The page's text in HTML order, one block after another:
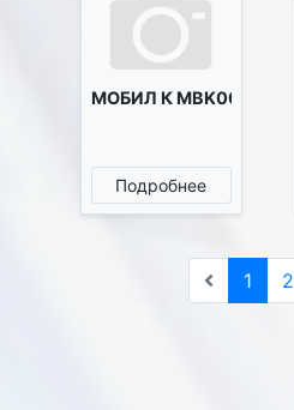
МОБИЛ К MBK0024483
Подробнее
1 2